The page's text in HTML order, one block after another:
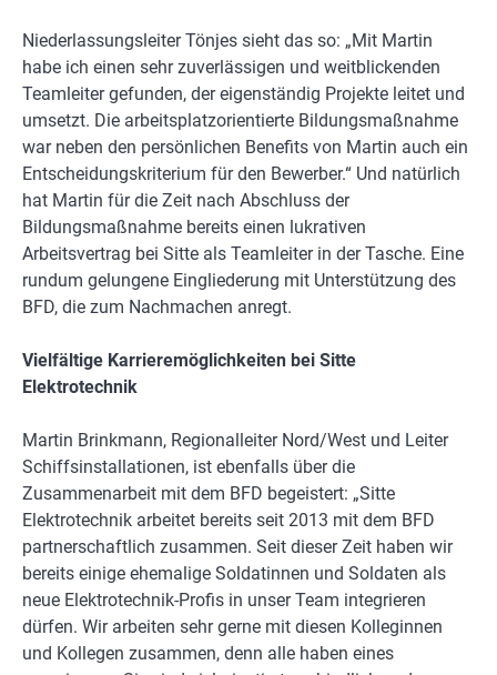
Niederlassungsleiter Tönjes sieht das so: „Mit Martin
habe ich einen sehr zuverlässigen und weitblickenden
Teamleiter gefunden, der eigenständig Projekte leitet und
umsetzt. Die arbeitsplatzorientierte Bildungsmaßnahme
war neben den persönlichen Benefits von Martin auch ein
Entscheidungskriterium für den Bewerber.“ Und natürlich
hat Martin für die Zeit nach Abschluss der
Bildungsmaßnahme bereits einen lukrativen
Arbeitsvertrag bei Sitte als Teamleiter in der Tasche. Eine
rundum gelungene Eingliederung mit Unterstützung des
BFD, die zum Nachmachen anregt.
Vielfältige Karrieremöglichkeiten bei Sitte
Elektrotechnik
Martin Brinkmann, Regionalleiter Nord/West und Leiter
Schiffsinstallationen, ist ebenfalls über die
Zusammenarbeit mit dem BFD begeistert: „Sitte
Elektrotechnik arbeitet bereits seit 2013 mit dem BFD
partnerschaftlich zusammen. Seit dieser Zeit haben wir
bereits einige ehemalige Soldatinnen und Soldaten als
neue Elektrotechnik-Profis in unser Team integrieren
dürfen. Wir arbeiten sehr gerne mit diesen Kolleginnen
und Kollegen zusammen, denn alle haben eines